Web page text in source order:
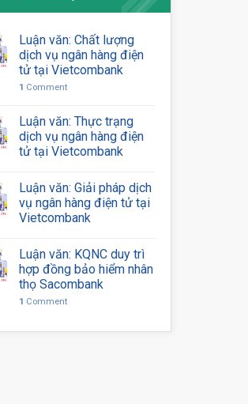
Luận văn: Chất lượng
dịch vụ ngân hàng điện
tử tại Vietcombank
1 Comment
Luận văn: Thực trạng
dịch vụ ngân hàng điện
tử tại Vietcombank
Luận văn: Giải pháp dịch
vụ ngân hàng điện tử tại
Vietcombank
Luận văn: KQNC duy trì
hợp đồng bảo hiểm nhân
thọ Sacombank
1 Comment